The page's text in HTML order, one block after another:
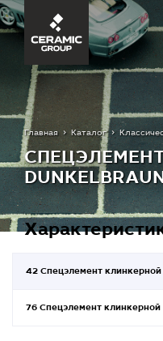
Главная Каталог
42 Спецэлемент клинкерной
76 Спецэлемент клинкерной